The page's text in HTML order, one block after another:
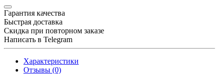
Гарантия качества
Быстрая доставка
Скидка при повторном заказе
Написать в Telegram
Характеристики
Отзывы (0)